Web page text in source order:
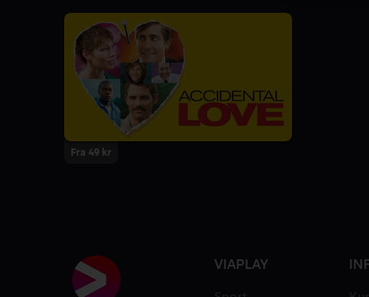
Fra 49 kr
VIAPLAY